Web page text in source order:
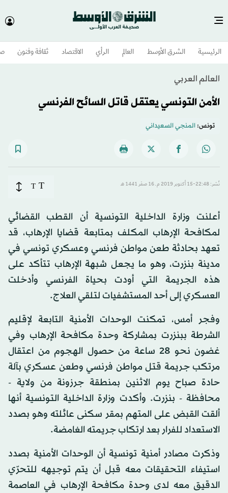
الرئيسية الشرق الأوسط​ العالم الرأي الاقتصاد ثقافة وفنون
العالم العربي
الأمن التونسي يعتقل قاتل السائح الفرنسي
تونس:المنجي السعيداني
نُشر: 22:48-15 أكتوبر 2019 م ـ 16 صفَر 1441 هـ T
T
أعلنت وزارة الداخلية التونسية أن القطب القضائي
لمكافحة الإرهاب المكلف بمتابعة قضايا الإرهاب، قد
تعهد بحادثة طعن مواطن فرنسي وعسكري تونسي في
مدينة بنزرت، وهو ما يجعل شبهة الإرهاب تتأكد على
هذه الجريمة التي أودت بحياة الفرنسي وأدخلت
العسكري إلى أحد المستشفيات لتلقي العلاج.
وفجر أمس، تمكنت الوحدات الأمنية التابعة لإقليم
الشرطة ببنزرت بمشاركة وحدة مكافحة الإرهاب وفي
غضون نحو 28 ساعة من حصول الهجوم من اعتقال
مرتكب جريمة قتل مواطن فرنسي وطعن عسكري بآلة
حادة صباح يوم الاثنين بمنطقة جرزونة من ولاية -
محافظة - بنزرت. وأكدت وزارة الداخلية التونسية أنها
ألقت القبض على المتهم بمقر سكنى عائلته وهو بصدد
الاستعداد للفرار بعد ارتكاب جريمته الغامضة.
وذكرت مصادر أمنية تونسية أن الوحدات الأمنية بصدد
استيفاء التحقيقات معه قبل أن يتم توجيهه للتحرّي
الدقيق معه لدى وحدة مكافحة الإرهاب في العاصمة